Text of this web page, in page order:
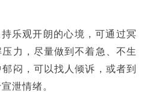
乐观开朗的心境，可通过冥
力，尽量做到不着急、不生
闷，可以找人倾诉，或者到
泄情绪。